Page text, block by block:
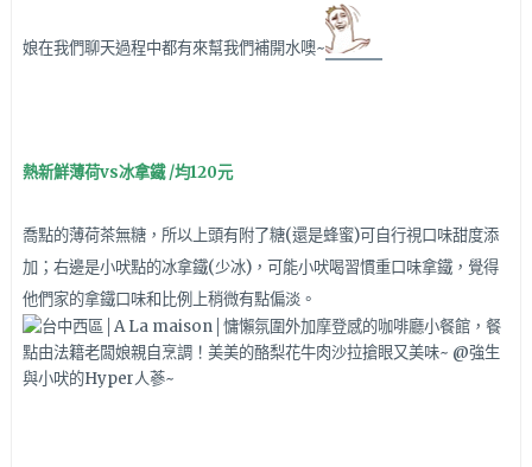
娘在我們聊天過程中都有來幫我們補開水噢~
熱新鮮薄荷vs冰拿鐵 /均120元
喬點的薄荷茶無糖，所以上頭有附了糖(還是蜂蜜)可自行視口味甜度添
加；右邊是小吠點的冰拿鐵(少冰)，可能小吠喝習慣重口味拿鐵，覺得
他們家的拿鐵口味和比例上稍微有點偏淡。